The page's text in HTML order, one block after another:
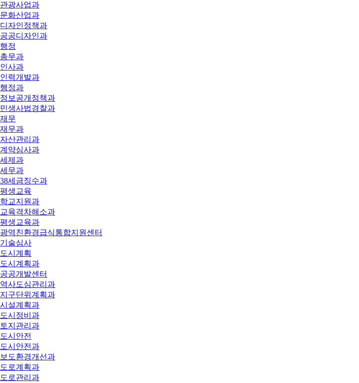
관광사업과
문화산업과
디자인정책과
공공디자인과
행정
총무과
인사과
인력개발과
행정과
정보공개정책과
민생사법경찰과
재무
재무과
자산관리과
계약심사과
세제과
세무과
38세금징수과
평생교육
학교지원과
교육격차해소과
평생교육과
광역친환경급식통합지원센터
기술심사
도시계획
도시계획과
공공개발센터
역사도심관리과
지구단위계획과
시설계획과
도시정비과
토지관리과
도시안전
도시안전과
보도환경개선과
도로계획과
도로관리과